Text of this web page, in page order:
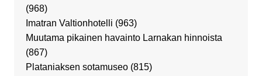
(968)
Imatran Valtionhotelli (963)
Muutama pikainen havainto Larnakan hinnoista
(867)
Plataniaksen sotamuseo (815)